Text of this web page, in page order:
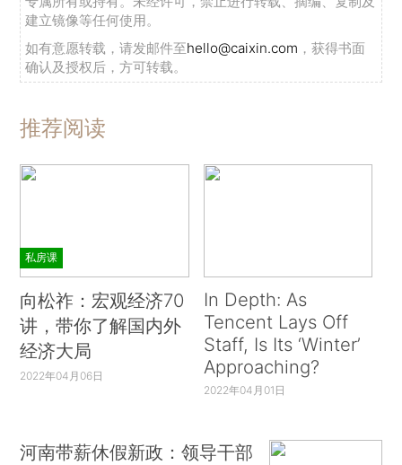
建立镜像等任何使用。
如有意愿转载，请发邮件至hello@caixin.com ，获得书面
确认及授权后，方可转载。
推荐阅读
私房课
向松祚：宏观经济70
讲，带你了解国内外
经济大局
2022年04月06日
In Depth: As
Tencent Lays Off
Staff, Is Its ‘Winter’
Approaching?
2022年04月01日
河南带薪休假新政：领导干部